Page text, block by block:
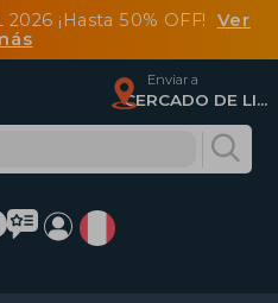
¡Hasta 50% OFF! Ver
Enviar a
CERCADO DE LIMA, Lima